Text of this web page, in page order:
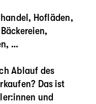
Hofläden,
…
Ablauf des
Das ist
und